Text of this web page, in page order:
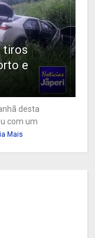
tiros
e
desta
com um
Mais